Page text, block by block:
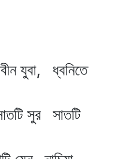
যুবা, ধ্বনিতে
সুর সাতটি